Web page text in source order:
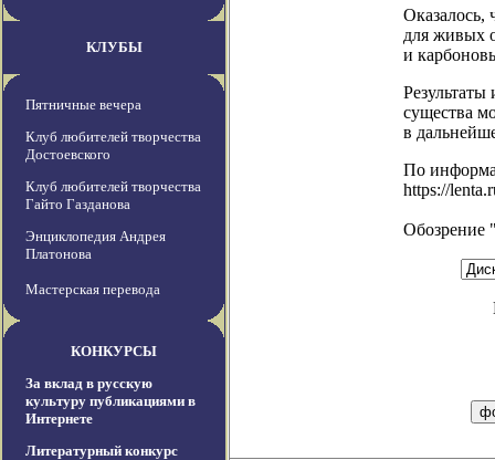
КЛУБЫ
Пятничные вечера
Клуб любителей творчества
Достоевского
Клуб любителей творчества
Гайто Газданова
Энциклопедия Андрея
Платонова
Мастерская перевода
КОНКУРСЫ
За вклад в русскую
культуру публикациями в
Интернете
Литературный конкурс
Оказалось,
для живых
и
существа
в
По
https://
Обозрение